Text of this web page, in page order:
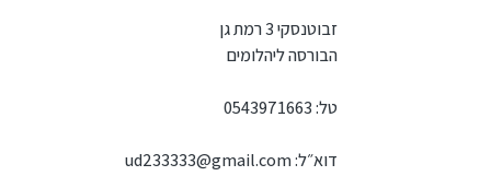
זבוטנסקי 3 רמת גן
הבורסה ליהלומים
טל:0543971663
דוא״ל:ud233333@gmail.com